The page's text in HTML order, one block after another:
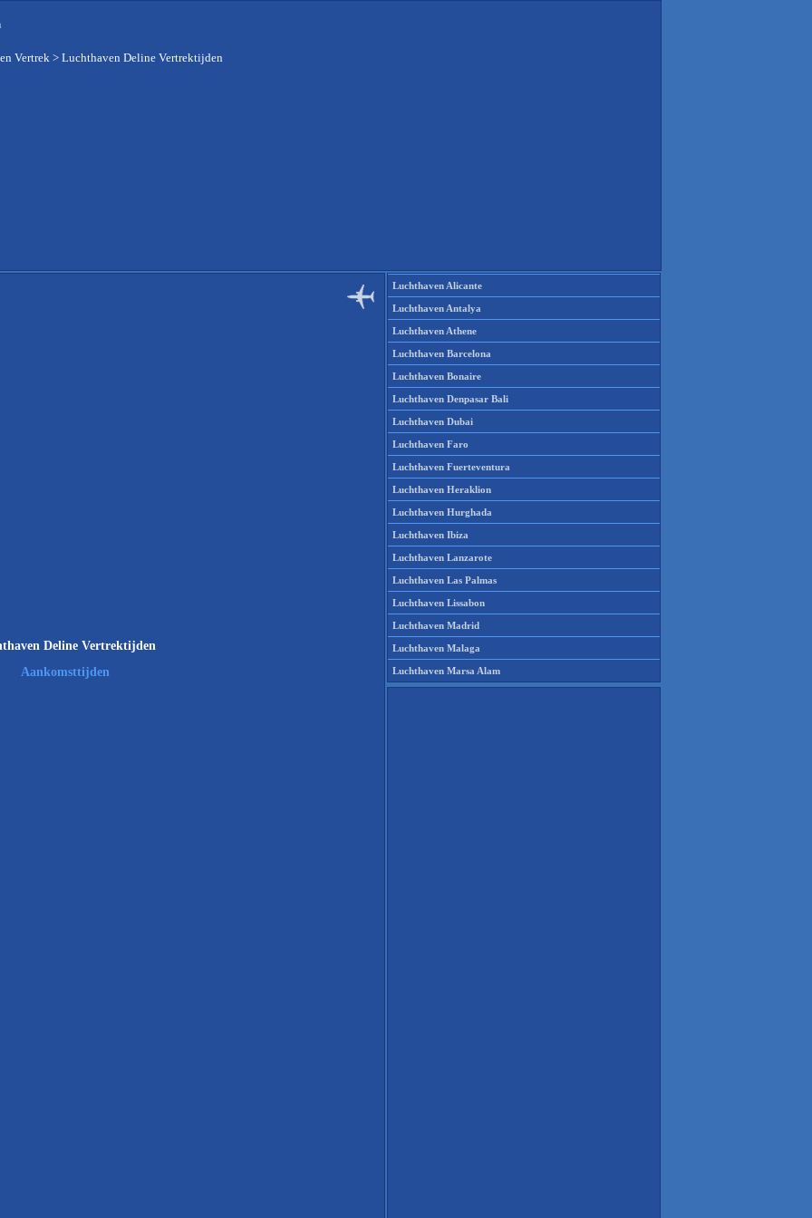
Vertrek > Luchthaven Deline Vertrektijden
Deline Vertrektijden
Aankomsttijden
Luchthaven Alicante
Luchthaven Antalya
Luchthaven Athene
Luchthaven Barcelona
Luchthaven Bonaire
Luchthaven Denpasar Bali
Luchthaven Dubai
Luchthaven Faro
Luchthaven Fuerteventura
Luchthaven Heraklion
Luchthaven Hurghada
Luchthaven Ibiza
Luchthaven Lanzarote
Luchthaven Las Palmas
Luchthaven Lissabon
Luchthaven Madrid
Luchthaven Malaga
Luchthaven Marsa Alam